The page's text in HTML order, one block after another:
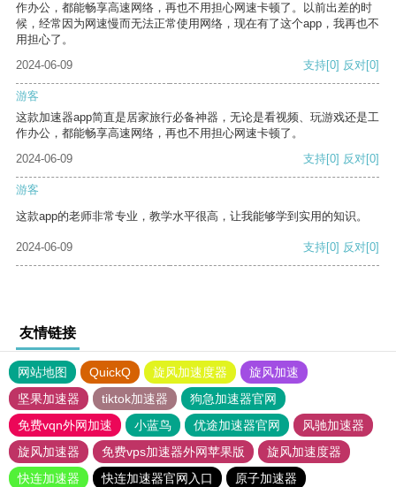
作办公，都能畅享高速网络，再也不用担心网速卡顿了。以前出差的时
候，经常因为网速慢而无法正常使用网络，现在有了这个app，我再也不
用担心了。
2024-06-09
支持[0] 反对[0]
游客
这款加速器app简直是居家旅行必备神器，无论是看视频、玩游戏还是工
作办公，都能畅享高速网络，再也不用担心网速卡顿了。
2024-06-09
支持[0] 反对[0]
游客
这款app的老师非常专业，教学水平很高，让我能够学到实用的知识。
2024-06-09 支持[0] 反对[0]
友情链接
网站地图 QuickQ 旋风加速度器
旋风加速
坚果加速器
tiktok加速器
狗急加速器官网
免费vqn外网加速
小蓝鸟 优途加速器官网
风驰加速器
旋风加速器
免费vps加速器外网苹果版
旋风加速度器
快连加速器
快连加速器官网入口
原子加速器